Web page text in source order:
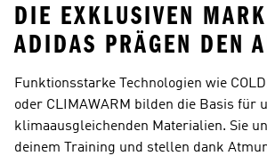
DIE EXKLUSIVEN
ADIDAS PRÄGEN DEN
Funktionsstarke Technologien wie
oder CLIMAWARM bilden die Basis für
klimaausgleichenden Materialien. Sie
deinem Training und stellen dank